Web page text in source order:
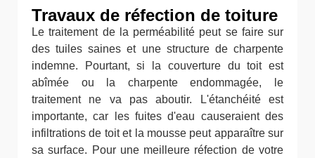
Travaux de réfection de toiture
Le traitement de la perméabilité peut se faire sur
des tuiles saines et une structure de charpente
indemne. Pourtant, si la couverture du toit est
abîmée ou la charpente endommagée, le
traitement ne va pas aboutir. L'étanchéité est
importante, car les fuites d'eau causeraient des
infiltrations de toit et la mousse peut apparaître sur
sa surface. Pour une meilleure réfection de votre